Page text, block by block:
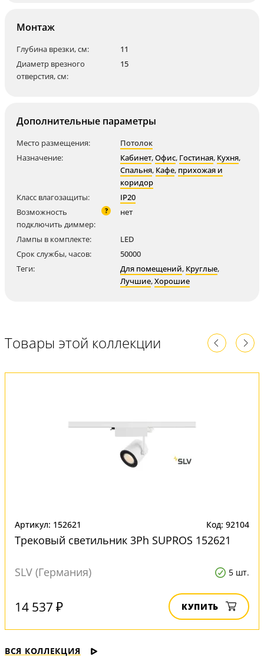
Монтаж
Глубина врезки, см:
11
Диаметр врезного
отверстия, см:
15
Дополнительные параметры
Место размещения:
Потолок
Назначение:
Кабинет,Офис, Гостиная, Кухня,
Спальня, Кафе, прихожая и
коридор
Класс влагозащиты:
IP20
Возможность
подключить диммер:
? нет
Лампы в комплекте:
LED
Срок службы, часов:
50000
Теги:
Для помещений, Круглые,
Лучшие,Хорошие
Товары этой коллекции
Артикул: 152621 Код: 92104
Трековый светильник 3Ph SUPROS 152621
SLV (Германия) 5 шт.
14 537 ₽ КУПИТЬ
ВСЯ КОЛЛЕКЦИЯ